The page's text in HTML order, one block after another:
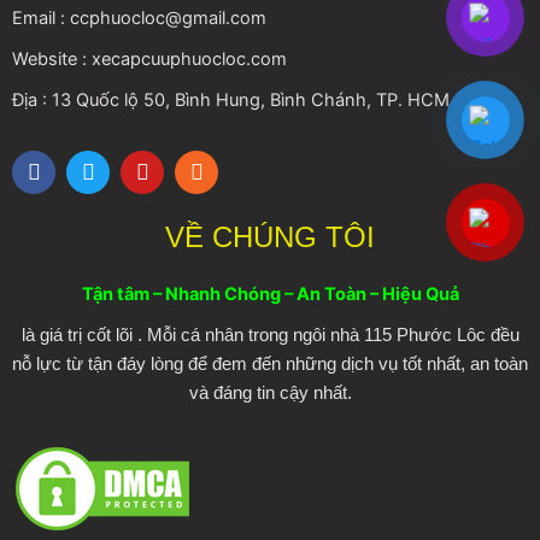
Email : ccphuocloc@gmail.com
Website : xecapcuuphuocloc.com
Địa : 13 Quốc lộ 50, Bình Hung, Bình Chánh, TP. HCM
F
a
T
w
r
Y
o
e
R
s
VỀ CHÚNG TÔI
Tận tâm – Nhanh Chóng – An Toàn – Hiệu Quả
là giá trị cốt lõi . Mỗi cá nhân trong ngôi nhà 115 Phước Lôc đều
nỗ lực từ tận đáy lòng để đem đến những dịch vụ tốt nhất, an toàn
và đáng tin cậy nhất.